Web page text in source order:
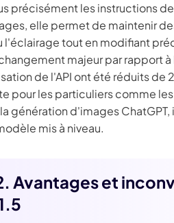
précisément les instructions
elle permet de maintenir
l'éclairage tout en modifiant
majeur par rapport
de l'API ont été réduits de
pour les particuliers comme
génération d'images
mis à niveau.
Avantages et
sur Edimakor
quelle photo en une